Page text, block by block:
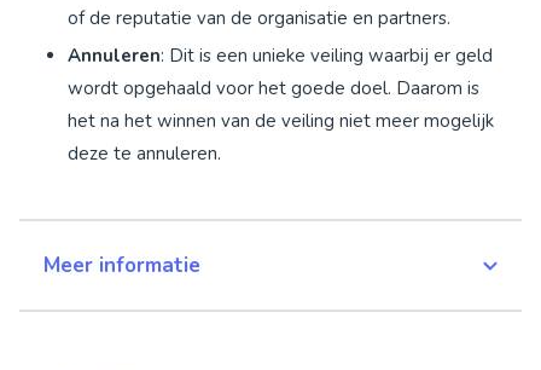
of de reputatie van de organisatie en partners.
Annuleren: Dit is een unieke veiling waarbij er geld
wordt opgehaald voor het goede doel. Daarom is
het na het winnen van de veiling niet meer mogelijk
deze te annuleren.
Meer informatie